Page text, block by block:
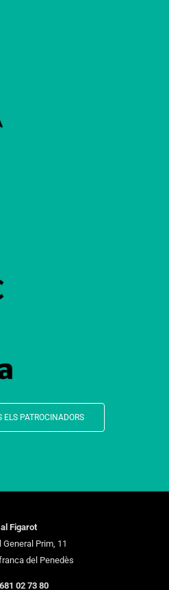
ELS PATROCINADORS
Figarot
General Prim, 11
del Penedès
02 73 80